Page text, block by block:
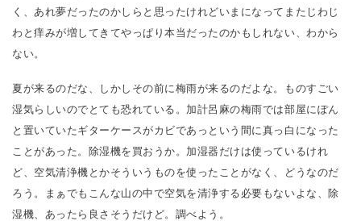
く、あれ夢だったのかしらと思ったけれどいまになってまたじわじ
わと痒みが増してきてやっぱり本当だったのかもしれない、わから
ない。
夏が来るのだな、しかしその前に梅雨が来るのだよな。ものすごい
湿気らしいのでとても恐れている。加計呂麻の梅雨では部屋にぽん
と置いていたギターケースがカビであっという間に真っ白になった
ことがあった。除湿機を買おうか。加湿器だけは使っているけれ
ど、空気清浄機とかそういうものを使ったことがなく、どうなのだ
ろう。まぁでもこんな山の中で空気を清浄する必要もないよな、除
湿機、あったら良さそうだけど。調べよう。